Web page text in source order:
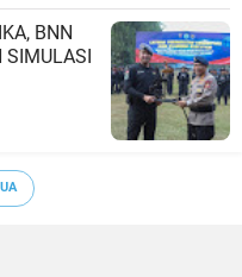
BNN
SIMULASI